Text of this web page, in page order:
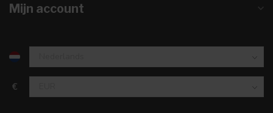
Mijn account
€